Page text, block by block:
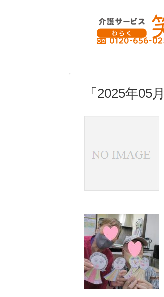
「 2025年05月